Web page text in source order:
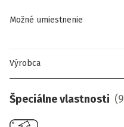
Možné umiestnenie
Výrobca
Špeciálne vlastnosti (9